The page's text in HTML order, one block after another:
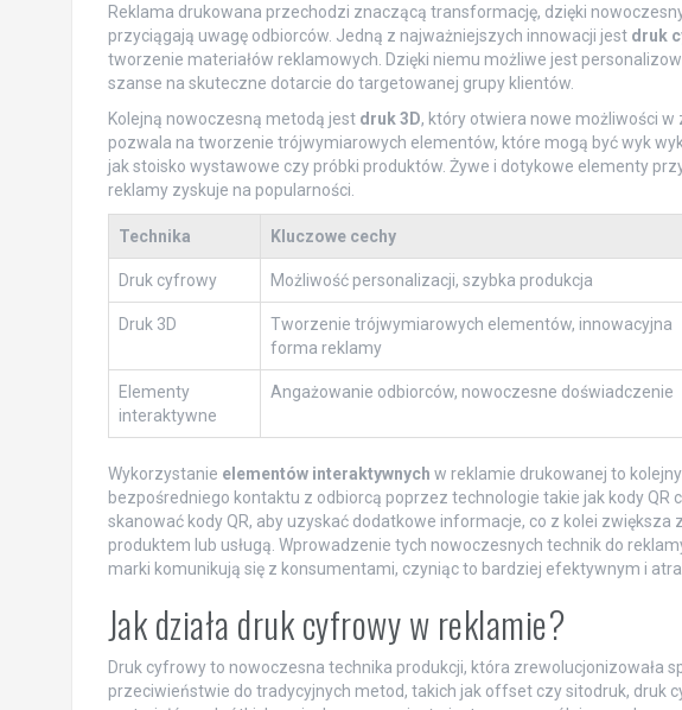
Reklama drukowana przechodzi znaczącą transformację, dzięki
przyciągają uwagę odbiorców. Jedną z najważniejszych innowacji jest druk
tworzenie materiałów reklamowych. Dzięki niemu możliwe jest
szanse na skuteczne dotarcie do targetowanej grupy klientów.
Kolejną nowoczesną metodą jest druk 3D, który otwiera nowe możliwości
pozwala na tworzenie trójwymiarowych elementów, które mogą być wyk
jak stoisko wystawowe czy próbki produktów. Żywe i dotykowe elementy
reklamy zyskuje na popularności.
Technika Kluczowe cechy
Druk cyfrowy Możliwość personalizacji, szybka produkcja
Druk 3D
Tworzenie trójwymiarowych elementów, innowacyjna
forma reklamy
Elementy
interaktywne
Angażowanie odbiorców, nowoczesne doświadczenie
Wykorzystanie elementów interaktywnych w reklamie drukowanej to
bezpośredniego kontaktu z odbiorcą poprzez technologie takie jak kody
skanować kody QR, aby uzyskać dodatkowe informacje, co z kolei
produktem lub usługą. Wprowadzenie tych nowoczesnych technik do
marki komunikują się z konsumentami, czyniąc to bardziej efektywnym i
Jak działa druk cyfrowy w reklamie?
Druk cyfrowy to nowoczesna technika produkcji, która zrewolucjonizowała
przeciwieństwie do tradycyjnych metod, takich jak offset czy sitodruk, druk